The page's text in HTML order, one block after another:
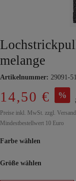
melange
Artikelnummer: 29091-
14,50 € %
Preise inkl. MwSt. zzgl.
Mindestbestellwert 10 Euro
Farbe wählen
Größe wählen